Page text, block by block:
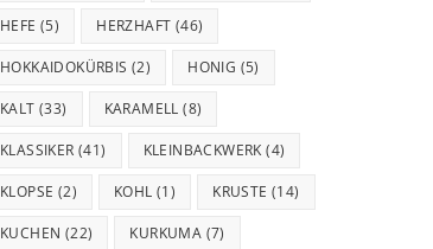
HEFE (5) HERZHAFT (46)
HOKKAIDOKÜRBIS (2) HONIG (5)
KALT (33) KARAMELL (8)
KLASSIKER (41) KLEINBACKWERK (4)
KLOPSE (2) KOHL (1) KRUSTE (14)
KUCHEN (22) KURKUMA (7)